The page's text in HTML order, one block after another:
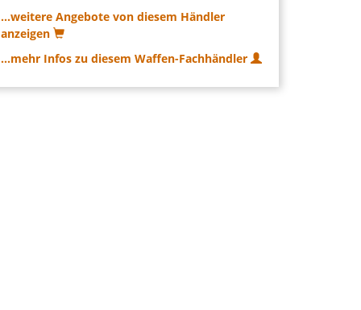
...weitere Angebote von diesem Händler
anzeigen
...mehr Infos zu diesem Waffen-Fachhändler